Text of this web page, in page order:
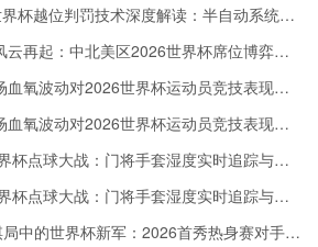
杯越位判罚技术深度解读：半自动系统帧
云再起：中北美区2026世界杯席位博弈与
血氧波动对2026世界杯运动员竞技表现的
血氧波动对2026世界杯运动员竞技表现的
杯点球大战：门将手套湿度实时追踪与赛
杯点球大战：门将手套湿度实时追踪与赛
中的世界杯新军：2026首秀热身赛对手的